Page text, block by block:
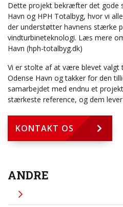
Dette projekt bekræfter det gode
Havn og HPH Totalbyg, hvor vi
der understøtter havnens stærke
vindturbineteknologi. Læs mere
Havn (hph-totalbyg.dk)
Vi er stolte af at være blevet valgt
Odense Havn og takker for den
samarbejdet med endnu et
stærkeste reference, og dem
KONTAKT OS
ANDRE